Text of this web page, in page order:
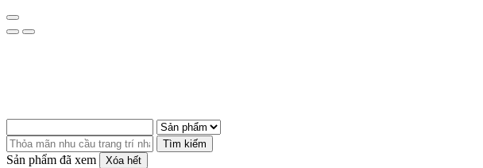
Tìm kiếm
Sản phẩm đã xem Xóa hết